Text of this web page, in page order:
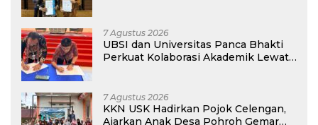
7 Agustus 2026
UBSI dan Universitas Panca Bhakti
Perkuat Kolaborasi Akademik Lewat
7 Agustus 2026
KKN USK Hadirkan Pojok Celengan,
Ajarkan Anak Desa Pohroh Gemar